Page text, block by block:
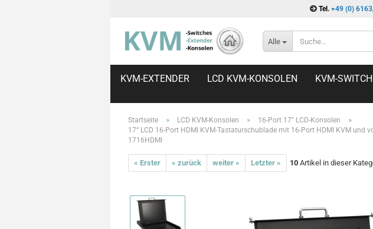
Tel. +49 (0)
Alle
KVM-EXTENDER LCD KVM-KONSOLEN KVM-
Startseite » LCD KVM-Konsolen » 16-Port 17" LCD-Konsolen »
17“ LCD 16-Port HDMI KVM-Tastaturschublade mit 16-Port HDMI KVM und
1716HDMI
« Erster « zurück weiter » Letzter » 10 Artikel in dieser